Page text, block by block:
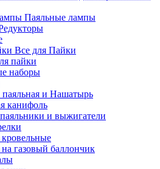
Паяльные лампы
Все для Пайки
пайки
наборы
паяльная и Нашатырь
канифоль
и выжигатели
газовый баллончик